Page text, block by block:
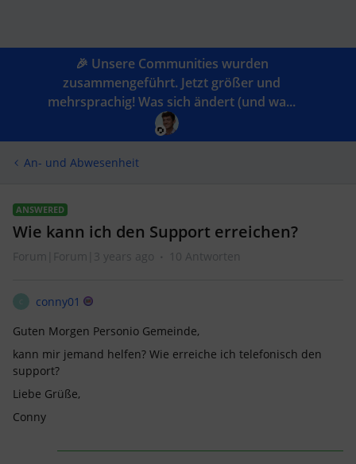
🎉 Unsere Communities wurden
zusammengeführt. Jetzt größer und
mehrsprachig! Was sich ändert (und wa...
An- und Abwesenheit
ANSWERED
Wie kann ich den Support erreichen?
Forum|Forum|3 years ago 10 Antworten
conny01
Guten Morgen Personio Gemeinde,
kann mir jemand helfen? Wie erreiche ich telefonisch den
support?
Liebe Grüße,
Conny